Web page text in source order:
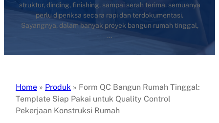
struktur, dinding, finishing, sampai serah terima, semuanya
perlu diperiksa secara rapi dan terdokumentasi.
Sayangnya, dalam banyak proyek bangun rumah tinggal,
…
Home » Produk » Form QC Bangun Rumah Tinggal:
Template Siap Pakai untuk Quality Control
Pekerjaan Konstruksi Rumah